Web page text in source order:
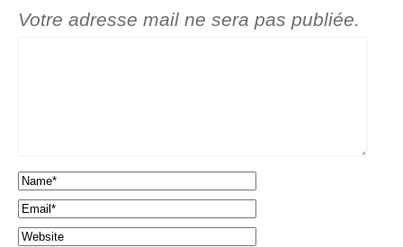
Votre adresse mail ne sera pas publiée.